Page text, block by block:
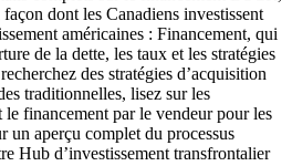
dont les Canadiens investissent
américaines : Financement, qui
de la dette, les taux et les stratégies
des stratégies d’acquisition
traditionnelles, lisez sur les
le financement par le vendeur pour les
un aperçu complet du processus
Hub d’investissement transfrontalier